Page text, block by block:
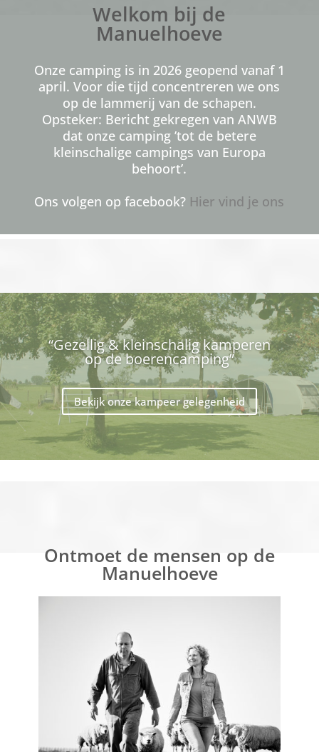
Welkom bij de
Manuelhoeve
Onze camping is in 2026 geopend vanaf 1
april. Voor die tijd concentreren we ons
op de lammerij van de schapen.
Opsteker: Bericht gekregen van ANWB
dat onze camping ’tot de betere
kleinschalige campings van Europa
behoort’.
Ons volgen op facebook? Hier vind je ons
“Gezellig & kleinschalig kamperen
op de boerencamping”
Bekijk onze kampeer gelegenheid
Ontmoet de mensen op de
Manuelhoeve